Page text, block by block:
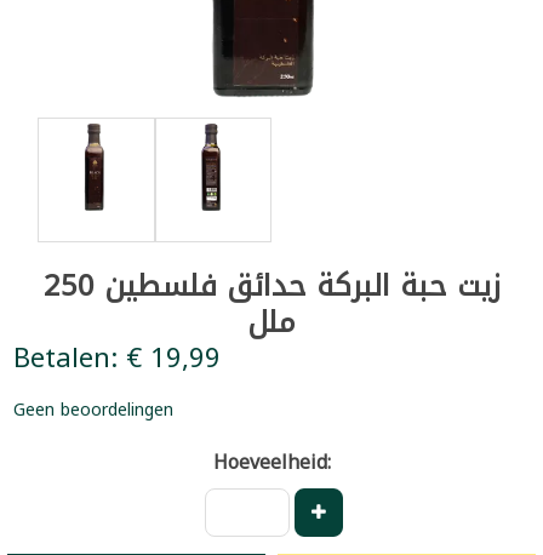
زيت حبة البركة حدائق فلسطين 250
ملل
Betalen: € 19,99
Geen beoordelingen
Hoeveelheid: